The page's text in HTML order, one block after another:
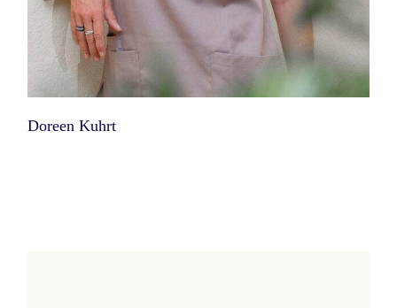
Doreen Kuhrt